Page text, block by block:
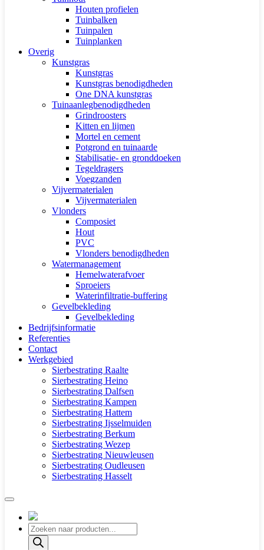
Houten profielen
Tuinbalken
Tuinpalen
Tuinplanken
Overig
Kunstgras
Kunstgras
Kunstgras benodigdheden
One DNA kunstgras
Tuinaanlegbenodigdheden
Grindroosters
Kitten en lijmen
Mortel en cement
Potgrond en tuinaarde
Stabilisatie- en gronddoeken
Tegeldragers
Voegzanden
Vijvermaterialen
Vijvermaterialen
Vlonders
Composiet
Hout
PVC
Vlonders benodigdheden
Watermanagement
Hemelwaterafvoer
Sproeiers
Waterinfiltratie-buffering
Gevelbekleding
Gevelbekleding
Bedrijfsinformatie
Referenties
Contact
Werkgebied
Sierbestrating Raalte
Sierbestrating Heino
Sierbestrating Dalfsen
Sierbestrating Kampen
Sierbestrating Hattem
Sierbestrating Ijsselmuiden
Sierbestrating Berkum
Sierbestrating Wezep
Sierbestrating Nieuwleusen
Sierbestrating Oudleusen
Sierbestrating Hasselt
Producten
zoeken